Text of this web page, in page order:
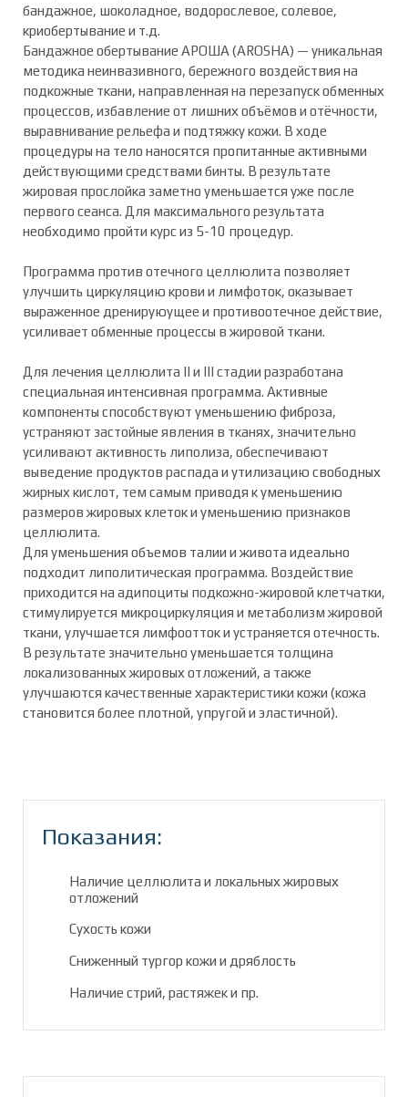
бандажное, шоколадное, водорослевое, солевое,
криобертывание и т.д.
Бандажное обертывание АРОША (AROSHA) — уникальная
методика неинвазивного, бережного воздействия на
подкожные ткани, направленная на перезапуск обменных
процессов, избавление от лишних объёмов и отёчности,
выравнивание рельефа и подтяжку кожи. В ходе
процедуры на тело наносятся пропитанные активными
действующими средствами бинты. В результате
жировая прослойка заметно уменьшается уже после
первого сеанса. Для максимального результата
необходимо пройти курс из 5-10 процедур.
Программа против отечного целлюлита позволяет
улучшить циркуляцию крови и лимфоток, оказывает
выраженное дренируюущее и противоотечное действие,
усиливает обменные процессы в жировой ткани.
Для лечения целлюлита II и III стадии разработана
специальная интенсивная программа. Активные
компоненты способствуют уменьшению фиброза,
устраняют застойные явления в тканях, значительно
усиливают активность липолиза, обеспечивают
выведение продуктов распада и утилизацию свободных
жирных кислот, тем самым приводя к уменьшению
размеров жировых клеток и уменьшению признаков
целлюлита.
Для уменьшения объемов талии и живота идеально
подходит липолитическая программа. Воздействие
приходится на адипоциты подкожно-жировой клетчатки,
стимулируется микроциркуляция и метаболизм жировой
ткани, улучшается лимфоотток и устраняется отечность.
В результате значительно уменьшается толщина
локализованных жировых отложений, а также
улучшаются качественные характеристики кожи (кожа
становится более плотной, упругой и эластичной).
Показания:
Наличие целлюлита и локальных жировых
отложений
Сухость кожи
Сниженный тургор кожи и дряблость
Наличие стрий, растяжек и пр.